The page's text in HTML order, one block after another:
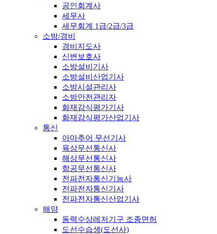
공인회계사
세무사
세무회계 1급/2급/3급
소방/경비
경비지도사
신변보호사
소방설비기사
소방설비산업기사
소방시설관리사
소방안전관리자
화재감식평가기사
화재감식평가산업기사
통신
아마추어 무선기사
육상무선통신사
해상무선통신사
항공무선통신사
전파전자통신기능사
전파전자통신기사
전파전자통신산업기사
해양
동력수상레저기구 조종면허
도선수습생(도선사)